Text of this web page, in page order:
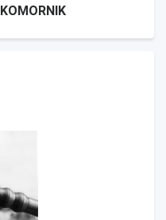
KOMORNIK